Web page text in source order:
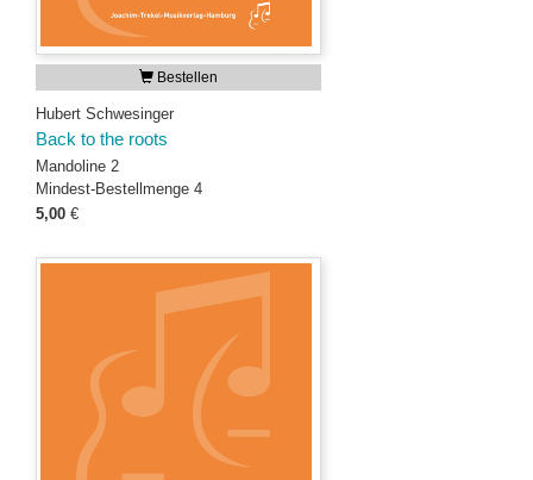
Bestellen
Hubert Schwesinger
Back to the roots
Mandoline 2
Mindest-Bestellmenge 4
5,00 €